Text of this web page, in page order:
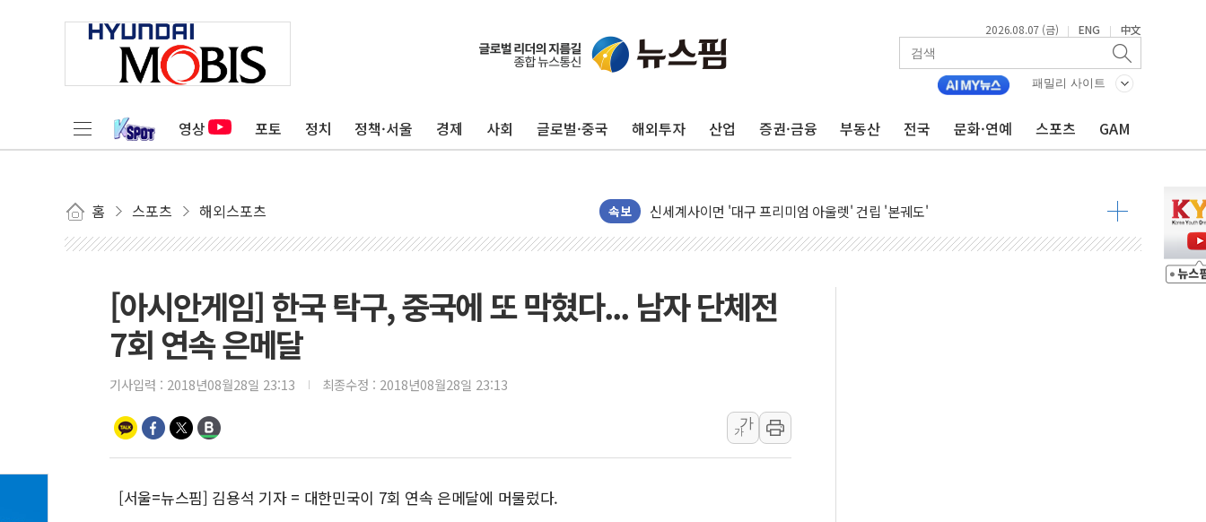
2026.08.07 (금) | ENG | 中文
패밀리 사이트
영상 포토 정치 정책·서울 경제 사회 글로벌·중국 해외투자 산업 증권·금융 부동산 전국 문화·연예 스포츠 GAM
홈 스포츠 해외스포츠 속보
40.2도 찍은 서울 등 폭염중대경보 해제…누적 온열질환자 2872명
"文정부 악몽 재현 안돼"...李 부동산 세제안에 與 내부서 '총선·대선 직격탄' 우려
李대통령, 호우 피해 경북 안동·의성 특별재난지역 선포
'변기 수리' 집주인에게 흉기 휘두른 30대 세입자…경찰, 현행범 체포
프롬바이오, 10일 거래 재개…"재무구조 개편"
NH농협생명, 농작업 중 온열질환 보장…폭염기 신속 보상 강화
푸본현대생명, 육군 3군단과 군 장병 금융교육·전역 지원 협약
교보생명, '교보K-맞춤건강보험' 6개월 배타적사용권 획득
[아시안게임] 한국 탁구, 중국에 또 막혔다... 남자 단체전
7회 연속 은메달
기사입력 : 2018년08월28일 23:13 최종수정 : 2018년08월28일 23:13
가
가
[서울=뉴스핌] 김용석 기자 = 대한민국이 7회 연속 은메달에 머물렀다.